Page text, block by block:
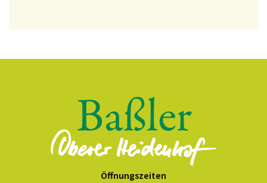
Öffnungszeiten